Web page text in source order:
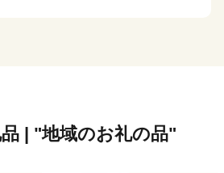
：鹿児島県ブランド認定・美味
| "地域のお礼の品"